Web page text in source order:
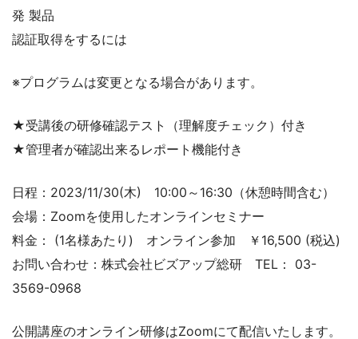
発 製品
認証取得をするには
※プログラムは変更となる場合があります。
★受講後の研修確認テスト（理解度チェック）付き
★管理者が確認出来るレポート機能付き
日程：2023/11/30(木) 10:00～16:30（休憩時間含む）
会場：Zoomを使用したオンラインセミナー
料金： (1名様あたり) オンライン参加 ￥16,500 (税込)
お問い合わせ：株式会社ビズアップ総研 TEL： 03-
3569-0968
公開講座のオンライン研修はZoomにて配信いたします。